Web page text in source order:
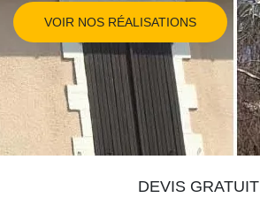
VOIR NOS RÉALISATIONS
DEVIS GRATUIT